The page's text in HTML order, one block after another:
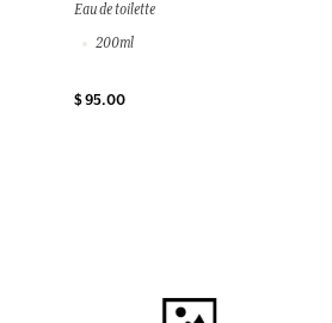
Eau de toilette
200ml
$ 95.00